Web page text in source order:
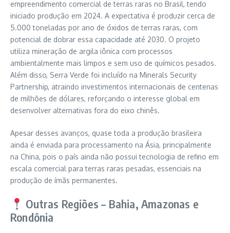
empreendimento comercial de terras raras no Brasil, tendo
iniciado produção em 2024. A expectativa é produzir cerca de
5.000 toneladas por ano de óxidos de terras raras, com
potencial de dobrar essa capacidade até 2030. O projeto
utiliza mineração de argila iônica com processos
ambientalmente mais limpos e sem uso de químicos pesados.
Além disso, Serra Verde foi incluído na Minerals Security
Partnership, atraindo investimentos internacionais de centenas
de milhões de dólares, reforçando o interesse global em
desenvolver alternativas fora do eixo chinês.
Apesar desses avanços, quase toda a produção brasileira
ainda é enviada para processamento na Ásia, principalmente
na China, pois o país ainda não possui tecnologia de refino em
escala comercial para terras raras pesadas, essenciais na
produção de ímãs permanentes.
Outras Regiões – Bahia, Amazonas e
Rondônia